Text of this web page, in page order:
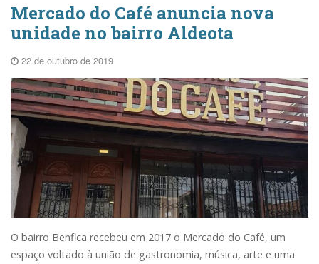
Mercado do Café anuncia nova
unidade no bairro Aldeota
22 de outubro de 2019
O bairro Benfica recebeu em 2017 o Mercado do Café, um
espaço voltado à união de gastronomia, música, arte e uma